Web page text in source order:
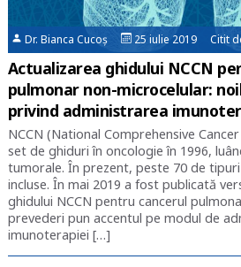
Dr. Bianca Cucoș 25 iulie 2019 Citit
Actualizarea ghidului NCCN
pulmonar non-microcelular:
privind administrarea
NCCN (National Comprehensive
set de ghiduri în oncologie în 1996,
tumorale. În prezent, peste 70 de
incluse. În mai 2019 a fost publicată
ghidului NCCN pentru cancerul
prevederi pun accentul pe modul de
imunoterapiei […]